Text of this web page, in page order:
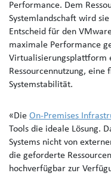
Performance. Dem
Systemlandschaft wird
Entscheid für den
maximale Performance
Virtualisierungsplattform
Ressourcennutzung,
Systemstabilität.
«Die On-Premises
Tools die ideale Lösung.
Systems nicht von
die geforderte
hochverfügbar zur